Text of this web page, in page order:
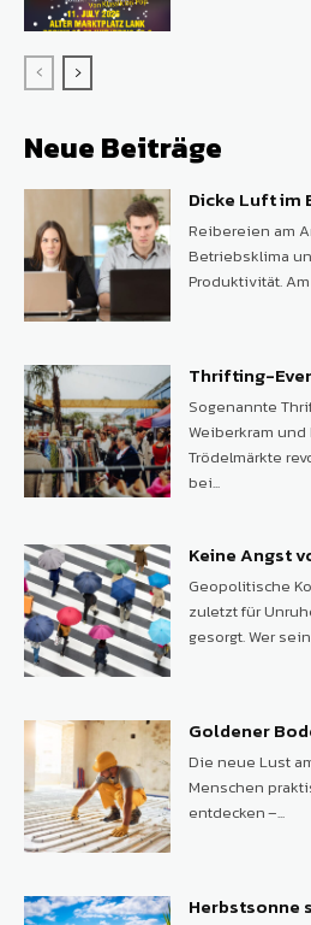
Neue Beiträge
Dicke Luft im
Reibereien am
Betriebsklima
Produktivität.
Thrifting-
Sogenannte
Weiberkram
Trödelmärkte
bei...
Keine Angst
Geopolitische
zuletzt für
gesorgt. Wer
Goldener
Die neue Lust
Menschen
entdecken –...
Herbstsonne